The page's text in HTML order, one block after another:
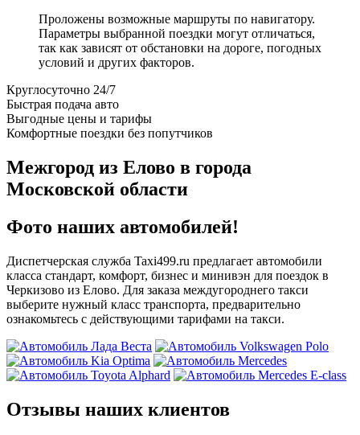
Проложены возможные маршруты по навигатору.
Параметры выбранной поездки могут отличаться,
так как зависят от обстановки на дороге, погодных
условий и других факторов.
Круглосуточно 24/7
Быстрая подача авто
Выгодные цены и тарифы
Комфортные поездки без попутчиков
Межгород из Елово в города
Московской области
Фото наших автомобилей!
Диспетчерская служба Taxi499.ru предлагает автомобили
класса стандарт, комфорт, бизнес и минивэн для поездок в
Черкизово из Елово. Для заказа междугороднего такси
выберите нужный класс транспорта, предварительно
ознакомьтесь с действующими тарифами на такси.
Отзывы наших клиентов